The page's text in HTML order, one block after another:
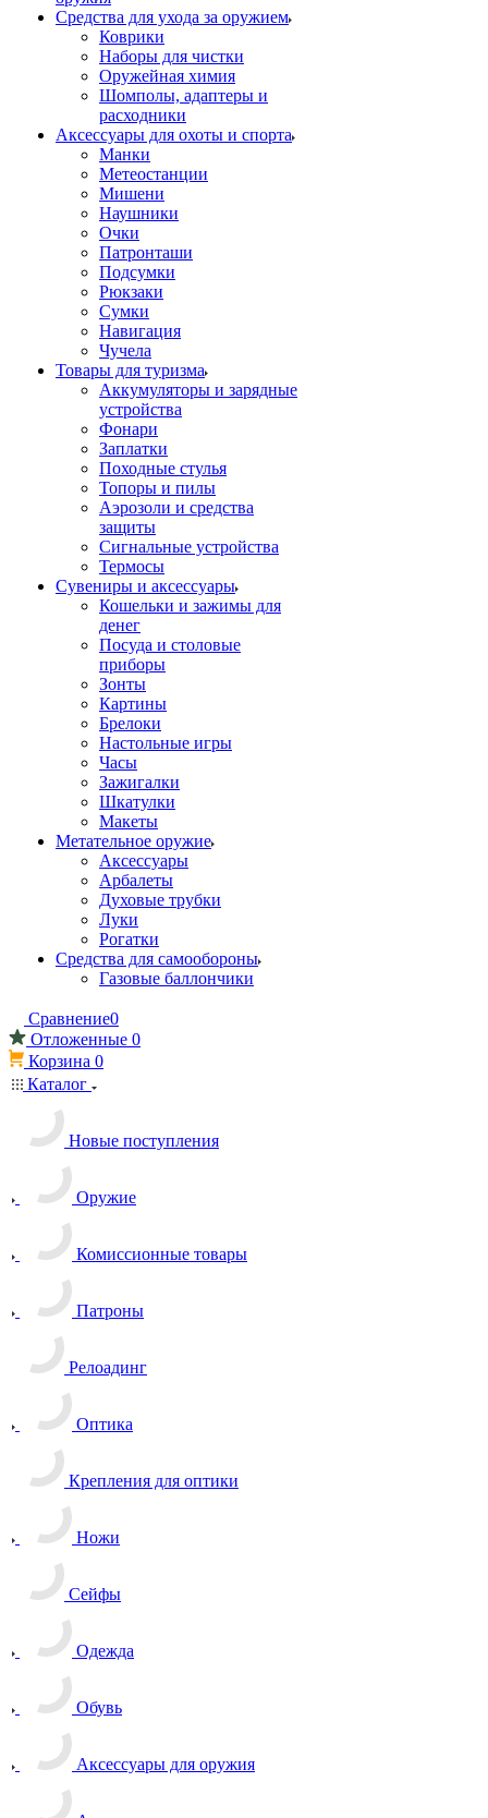
Средства для ухода за оружием
Коврики
Наборы для чистки
Оружейная химия
Шомполы, адаптеры и
расходники
Аксессуары для охоты и спорта
Манки
Метеостанции
Мишени
Наушники
Очки
Патронташи
Подсумки
Рюкзаки
Сумки
Навигация
Чучела
Товары для туризма
Аккумуляторы и зарядные
устройства
Фонари
Заплатки
Походные стулья
Топоры и пилы
Аэрозоли и средства
защиты
Сигнальные устройства
Термосы
Сувениры и аксессуары
Кошельки и зажимы для
денег
Посуда и столовые
приборы
Зонты
Картины
Брелоки
Настольные игры
Часы
Зажигалки
Шкатулки
Макеты
Метательное оружие
Аксессуары
Арбалеты
Духовые трубки
Луки
Рогатки
Средства для самообороны
Газовые баллончики
Сравнение0
Отложенные 0
Корзина 0
Каталог
Новые поступления
Оружие
Комиссионные товары
Патроны
Релоадинг
Оптика
Крепления для оптики
Ножи
Сейфы
Одежда
Обувь
Аксессуары для оружия